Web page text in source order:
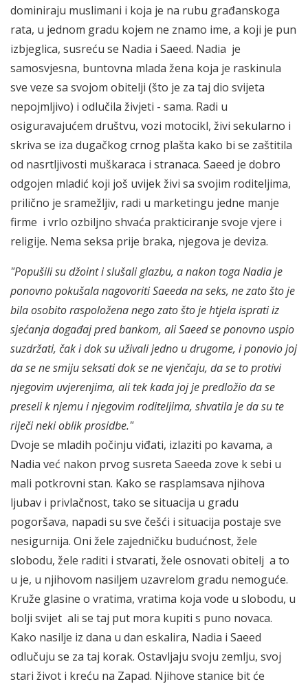
dominiraju muslimani i koja je na rubu građanskoga
rata, u jednom gradu kojem ne znamo ime, a koji je pun
izbjeglica, susreću se Nadia i Saeed. Nadia je
samosvjesna, buntovna mlada žena koja je raskinula
sve veze sa svojom obitelji (što je za taj dio svijeta
nepojmljivo) i odlučila živjeti - sama. Radi u
osiguravajućem društvu, vozi motocikl, živi sekularno i
skriva se iza dugačkog crnog plašta kako bi se zaštitila
od nasrtljivosti muškaraca i stranaca. Saeed je dobro
odgojen mladić koji još uvijek živi sa svojim roditeljima,
prilično je sramežljiv, radi u marketingu jedne manje
firme i vrlo ozbiljno shvaća prakticiranje svoje vjere i
religije. Nema seksa prije braka, njegova je deviza.
"Popušili su džoint i slušali glazbu, a nakon toga Nadia je
ponovno pokušala nagovoriti Saeeda na seks, ne zato što je
bila osobito raspoložena nego zato što je htjela isprati iz
sjećanja događaj pred bankom, ali Saeed se ponovno uspio
suzdržati, čak i dok su uživali jedno u drugome, i ponovio joj
da se ne smiju seksati dok se ne vjenčaju, da se to protivi
njegovim uvjerenjima, ali tek kada joj je predložio da se
preseli k njemu i njegovim roditeljima, shvatila je da su te
riječi neki oblik prosidbe."
Dvoje se mladih počinju viđati, izlaziti po kavama, a
Nadia već nakon prvog susreta Saeeda zove k sebi u
mali potkrovni stan. Kako se rasplamsava njihova
ljubav i privlačnost, tako se situacija u gradu
pogoršava, napadi su sve češći i situacija postaje sve
nesigurnija. Oni žele zajedničku budućnost, žele
slobodu, žele raditi i stvarati, žele osnovati obitelj a to
u je, u njihovom nasiljem uzavrelom gradu nemoguće.
Kruže glasine o vratima, vratima koja vode u slobodu, u
bolji svijet ali se taj put mora kupiti s puno novaca.
Kako nasilje iz dana u dan eskalira, Nadia i Saeed
odlučuju se za taj korak. Ostavljaju svoju zemlju, svoj
stari život i kreću na Zapad. Njihove stanice bit će